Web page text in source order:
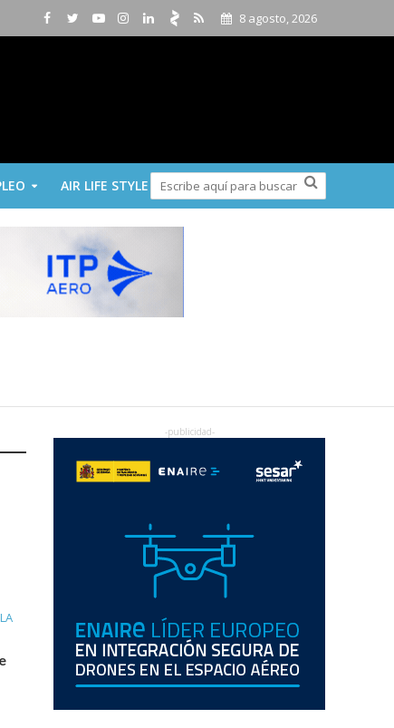
8 agosto, 2026
AIR LIFE STYLE